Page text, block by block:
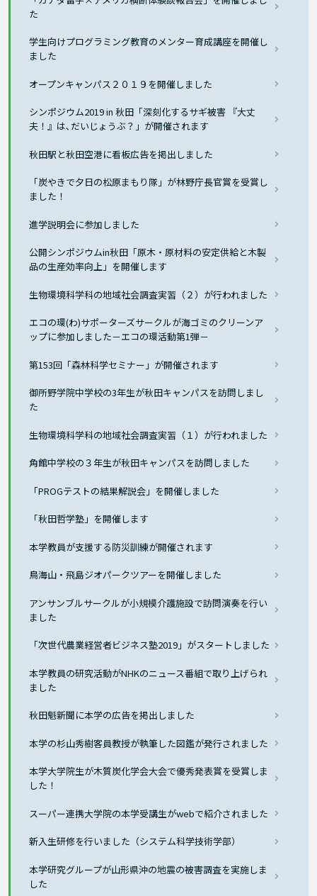
た
学生向けプログラミング教育のメンター育成講座を開催し
ました
オープンキャンパス２０１９を開催しました
シンポジウム2019 in 秋田「深刻化するサギ被害 『大丈
夫！』は､だいじょうぶ？」が開催されます
秋田駅と秋田空港に看板広告を掲出しました
「炭やきで夕日の松原まもり隊」が林野庁長官賞を受賞し
ました！
進学説明会に参加しました
公開シンポジウムin秋田「原木・原材料の安定供給と木製
品の生産効率向上」を開催します
生物環境科学科の地域社会調査実習（２）が行われました
エコの環(わ)サポーターズサークルが海ゴミのクリーンア
ップに参加しました－エコの環活動第1弾－
第153回「森林科学セミナー」が開催されます
御所野学院中学校の3年生が秋田キャンパスを訪問しまし
た
生物環境科学科の地域社会調査実習（１）が行われました
角館中学校の３年生が秋田キャンパスを訪問しました
「PROGテストの結果解説会」を開催しました
「秋田哲学塾」を開催します
本学教員が支援する防災訓練が開催されます
鳥海山・飛島ジオパークツアーを開催しました
アンサンブルサークルが小規模介護施設で訪問演奏を行い
ました
「次世代農業経営者ビジネス塾2019」がスタートしました
本学教員の研究活動がNHKのニュース番組で取り上げられ
ました
秋田魁新聞に本学の広告を掲出しました
本学の杉山秀樹客員教授が執筆した図鑑が発行されました
本学大学院生が木質炭化学会大会で優秀発表賞を受賞しま
した！
スーパー連携大学院の本学受講生がwebで紹介されました
新入生研修を行いました（システム科学技術学部）
本学研究グループが山形県沖の地震の被害調査を実施しま
した